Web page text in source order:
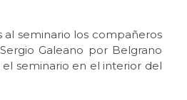
al seminario los compañeros
Galeano por Belgrano
seminario en el interior del